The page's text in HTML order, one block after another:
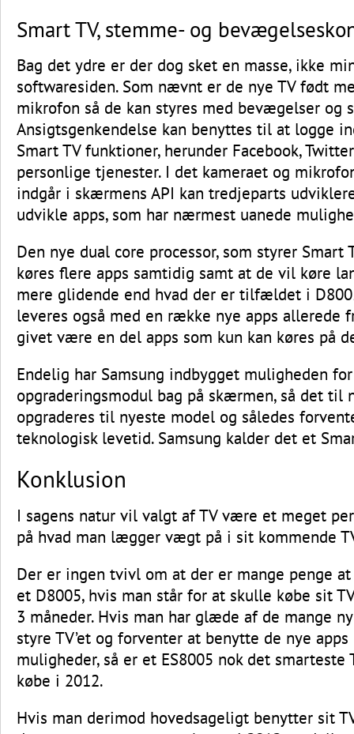
Smart TV, stemme- og
Bag det ydre er der dog sket en masse, ikke
softwaresiden. Som nævnt er de nye TV født
mikrofon så de kan styres med bevægelser og
Ansigtsgenkendelse kan benyttes til at logge
Smart TV funktioner, herunder Facebook,
personlige tjenester. I det kameraet og
indgår i skærmens API kan tredjeparts
udvikle apps, som har nærmest uanede
Den nye dual core processor, som styrer Smart
køres flere apps samtidig samt at de vil køre
mere glidende end hvad der er tilfældet i
leveres også med en række nye apps allerede
givet være en del apps som kun kan køres på
Endelig har Samsung indbygget muligheden
opgraderingsmodul bag på skærmen, så det til
opgraderes til nyeste model og således
teknologisk levetid. Samsung kalder det et
Konklusion
I sagens natur vil valgt af TV være et meget
på hvad man lægger vægt på i sit kommende
Der er ingen tvivl om at der er mange penge
et D8005, hvis man står for at skulle købe sit
3 måneder. Hvis man har glæde af de mange
styre TV’et og forventer at benytte de nye
muligheder, så er et ES8005 nok det smarteste
købe i 2012.
Hvis man derimod hovedsageligt benytter sit